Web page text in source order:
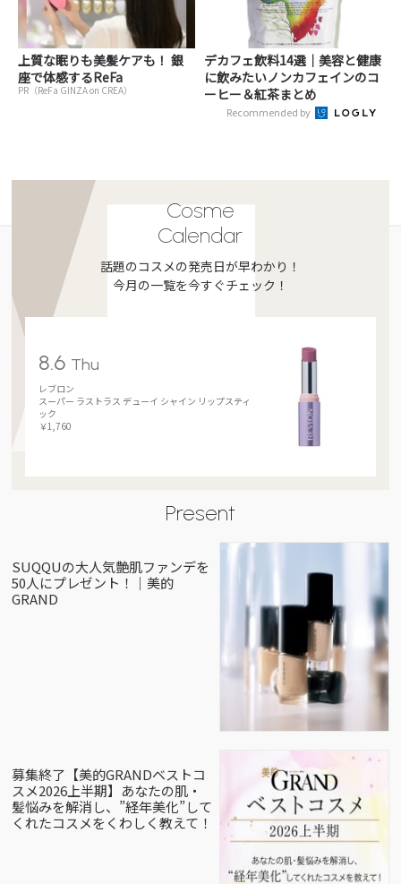
上質な眠りも美髪ケアも！ 銀
座で体感するReFa
PR（ReFa GINZA on CREA）
デカフェ飲料14選｜美容と健康
に飲みたいノンカフェインのコ
ーヒー＆紅茶まとめ
Recommended by
Cosme
Calendar
話題のコスメの発売日が早わかり！
今月の一覧を今すぐチェック！
8.6 Thu
レブロン
スーパー ラストラス デューイ シャイン リップスティ
ック
￥1,760
Present
SUQQUの大人気艶肌ファンデを
50人にプレゼント！｜美的
GRAND
募集終了【美的GRANDベストコ
スメ2026上半期】あなたの肌・
髪悩みを解消し、”経年美化”して
くれたコスメをくわしく教えて！